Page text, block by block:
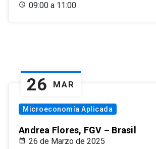
09:00 a 11:00
26 MAR
Microeconomía Aplicada
Andrea Flores, FGV – Brasil
26 de Marzo de 2025